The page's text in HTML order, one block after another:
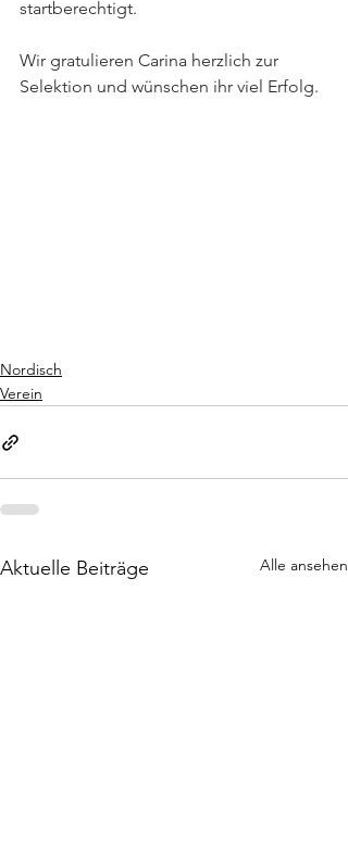
startberechtigt.
Wir gratulieren Carina herzlich zur
Selektion und wünschen ihr viel Erfolg.
Nordisch
Verein
Aktuelle Beiträge Alle ansehen